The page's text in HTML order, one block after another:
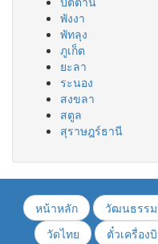
พังงา
พัทลุง
ภูเก็ต
ยะลา
ระนอง
สงขลา
สตูล
สุราษฎร์ธานี
หน้าหลัก วัฒนธรร
วัดไทย
ตั๋วเครื่อง